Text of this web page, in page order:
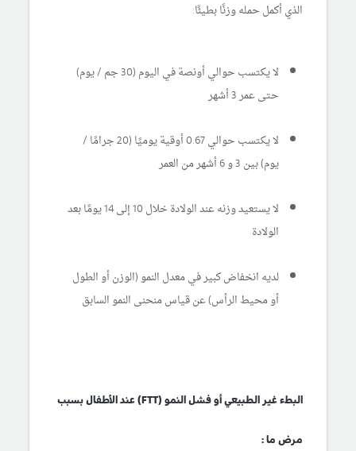
الذي أكمل حمله وزنًا بطيئًا:
لا يكتسب حوالي أونصة في اليوم (30 جم / يوم)
حتى عمر 3 أشهر
لا يكتسب حوالي 0.67 أوقية يوميًا (20 جرامًا /
يوم) بين 3 و 6 أشهر من العمر
لا يستعيد وزنه عند الولادة خلال 10 إلى 14 يومًا بعد
الولادة
لديه انخفاض كبير في معدل النمو (الوزن أو الطول
أو محيط الرأس) عن قياس منحنى النمو السابق
البطء غير الطبيعي أو فشل النمو (FTT) عند الأطفال بسبب
مرض ما :